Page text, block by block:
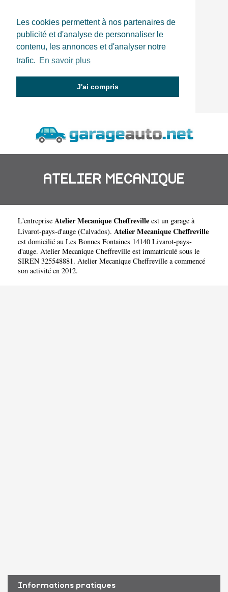
Les cookies permettent à nos partenaires de
publicité et d'analyse de personnaliser le
contenu, les annonces et d'analyser notre
trafic. En savoir plus
J'ai compris
ATELIER MECANIQUE
CHEFFREVILLE
L'entreprise Atelier Mecanique Cheffreville est un garage à
Livarot-pays-d'auge (Calvados). Atelier Mecanique Cheffreville
est domicilié au Les Bonnes Fontaines 14140 Livarot-pays-
d'auge. Atelier Mecanique Cheffreville est immatriculé sous le
SIREN 325548881. Atelier Mecanique Cheffreville a commencé
son activité en 2012.
Informations pratiques